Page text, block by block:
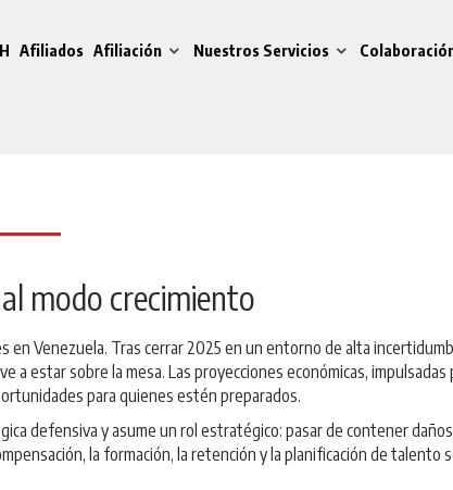
Afiliados Afiliación Nuestros Servicios
modo crecimiento
en Venezuela. Tras cerrar 2025 en un entorno de alta
a estar sobre la mesa. Las proyecciones económicas,
para quienes estén preparados.
defensiva y asume un rol estratégico: pasar de contener
la formación, la retención y la planificación de